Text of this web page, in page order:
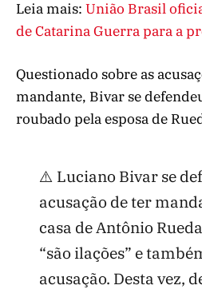
Leia mais: União Brasil
de Catarina Guerra para a
Questionado sobre as
mandante, Bivar se
roubado pela esposa de
⚠️ Luciano Bivar se
acusação de ter
casa de Antônio
“são ilações” e
acusação. Desta vez,